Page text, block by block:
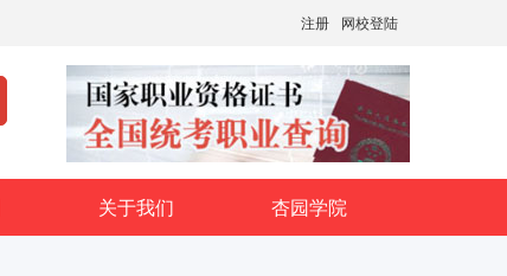
注册 网校登陆
关于我们 杏园学院